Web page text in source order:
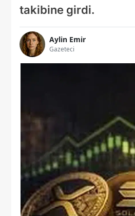
takibine girdi.
Aylin Emir
Gazeteci